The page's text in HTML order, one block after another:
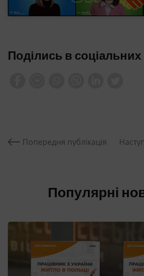
Поділись в
Попередня публікація
Популярні